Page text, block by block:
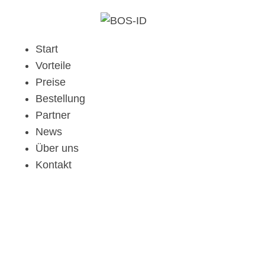
Start
Vorteile
Preise
Bestellung
Partner
News
Über uns
Kontakt